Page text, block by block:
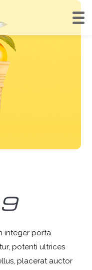
integer porta
potenti ultrices
placerat auctor